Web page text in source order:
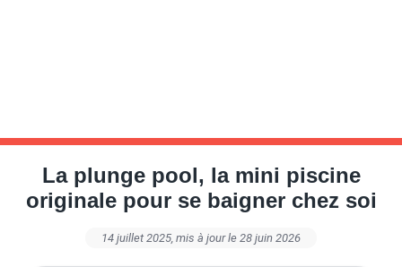
La plunge pool, la mini piscine
originale pour se baigner chez soi
14 juillet 2025, mis à jour le 28 juin 2026